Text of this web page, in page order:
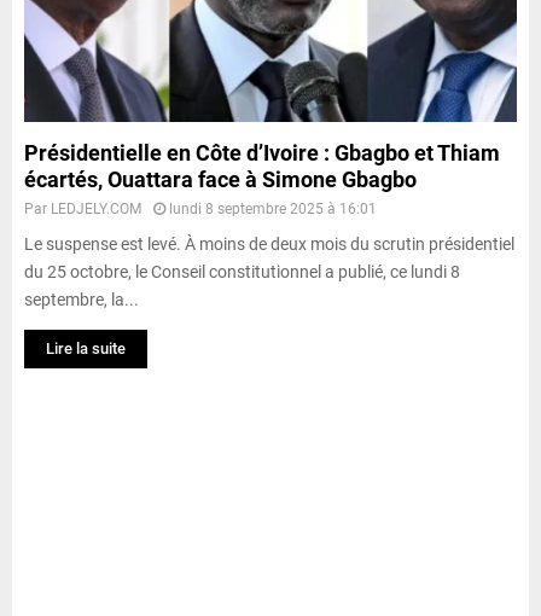
Présidentielle en Côte d’Ivoire : Gbagbo et Thiam
écartés, Ouattara face à Simone Gbagbo
Par LEDJELY.COM lundi 8 septembre 2025 à 16:01
Le suspense est levé. À moins de deux mois du scrutin présidentiel
du 25 octobre, le Conseil constitutionnel a publié, ce lundi 8
septembre, la...
Lire la suite